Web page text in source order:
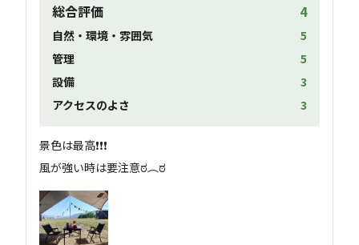
総合評価 4
自然・環境・雰囲気
5
管理
5
設備
3
アクセスのよさ
3
景色は最高❗️❗️❗️